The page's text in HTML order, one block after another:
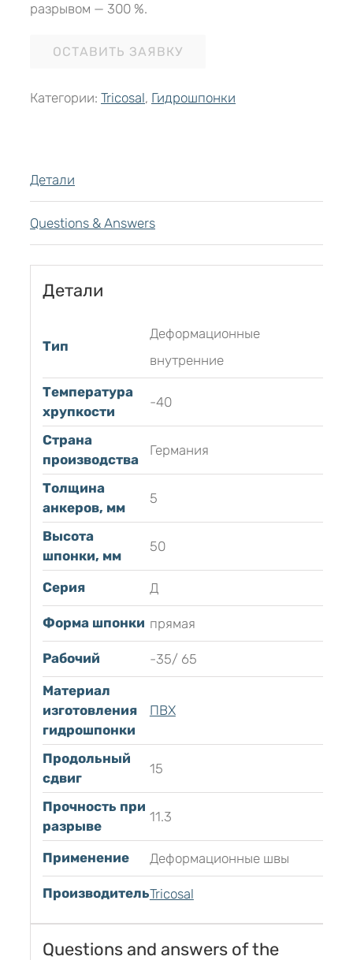
разрывом — 300 %.
ОСТАВИТЬ ЗАЯВКУ
Категории: Tricosal, Гидрошпонки
Детали
Questions & Answers
Детали
Тип
Деформационные
внутренние
Температура
хрупкости
-40
Страна
производства
Германия
Толщина
анкеров, мм
5
Высота
шпонки, мм
50
Серия Д
Форма шпонки прямая
Рабочий
-35/ 65
Материал
изготовления
гидрошпонки
ПВХ
Продольный
сдвиг
15
Прочность при
разрыве
11.3
Применение Деформационные швы
ПроизводительTricosal
Questions and answers of the